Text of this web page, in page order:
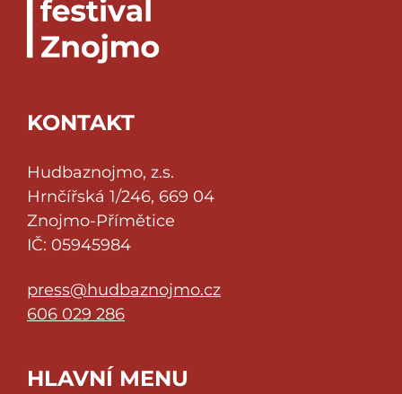
KONTAKT
Hudbaznojmo, z.s.
Hrnčířská 1/246, 669 04
Znojmo-Přímětice
IČ: 05945984
press@hudbaznojmo.cz
606 029 286
HLAVNÍ MENU